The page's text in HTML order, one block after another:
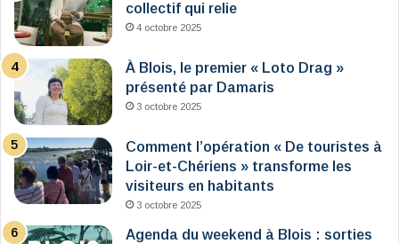
collectif qui relie
4 octobre 2025
À Blois, le premier « Loto Drag »
présenté par Damaris
3 octobre 2025
Comment l’opération « De touristes à
Loir-et-Chériens » transforme les
visiteurs en habitants
3 octobre 2025
Agenda du weekend à Blois : sorties